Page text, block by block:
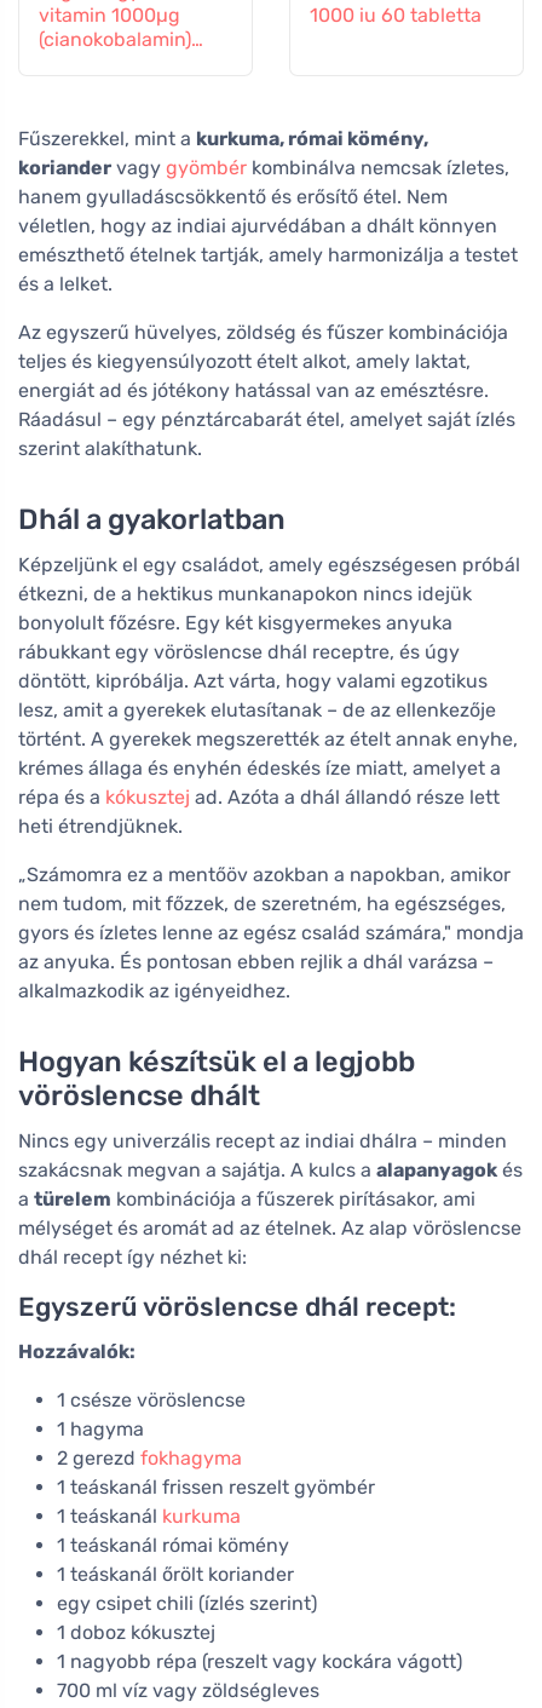
vitamin 1000µg
(cianokobalamin)
1000 iu 60 tabletta
Fűszerekkel, mint a kurkuma, római kömény,
koriander vagy gyömbér kombinálva nemcsak ízletes,
hanem gyulladáscsökkentő és erősítő étel. Nem
véletlen, hogy az indiai ajurvédában a dhált könnyen
emészthető ételnek tartják, amely harmonizálja a testet
és a lelket.
Az egyszerű hüvelyes, zöldség és fűszer kombinációja
teljes és kiegyensúlyozott ételt alkot, amely laktat,
energiát ad és jótékony hatással van az emésztésre.
Ráadásul – egy pénztárcabarát étel, amelyet saját ízlés
szerint alakíthatunk.
Dhál a gyakorlatban
Képzeljünk el egy családot, amely egészségesen próbál
étkezni, de a hektikus munkanapokon nincs idejük
bonyolult főzésre. Egy két kisgyermekes anyuka
rábukkant egy vöröslencse dhál receptre, és úgy
döntött, kipróbálja. Azt várta, hogy valami egzotikus
lesz, amit a gyerekek elutasítanak – de az ellenkezője
történt. A gyerekek megszerették az ételt annak enyhe,
krémes állaga és enyhén édeskés íze miatt, amelyet a
répa és a kókusztej ad. Azóta a dhál állandó része lett
heti étrendjüknek.
„Számomra ez a mentőöv azokban a napokban, amikor
nem tudom, mit főzzek, de szeretném, ha egészséges,
gyors és ízletes lenne az egész család számára," mondja
az anyuka. És pontosan ebben rejlik a dhál varázsa –
alkalmazkodik az igényeidhez.
Hogyan készítsük el a legjobb
vöröslencse dhált
Nincs egy univerzális recept az indiai dhálra – minden
szakácsnak megvan a sajátja. A kulcs a alapanyagok és
a türelem kombinációja a fűszerek pirításakor, ami
mélységet és aromát ad az ételnek. Az alap vöröslencse
dhál recept így nézhet ki:
Egyszerű vöröslencse dhál recept:
Hozzávalók:
1 csésze vöröslencse
1 hagyma
2 gerezd fokhagyma
1 teáskanál frissen reszelt gyömbér
1 teáskanál kurkuma
1 teáskanál római kömény
1 teáskanál őrölt koriander
egy csipet chili (ízlés szerint)
1 doboz kókusztej
1 nagyobb répa (reszelt vagy kockára vágott)
700 ml víz vagy zöldségleves